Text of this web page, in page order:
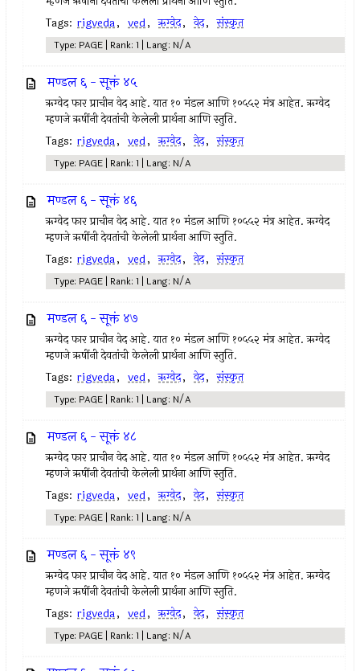
Tags: rigveda, ved, ऋग्वेद, वेद, संस्कृत
Type: PAGE | Rank: 1 | Lang: N/A
मण्डल ६ - सूक्तं ४५
ऋग्वेद फार प्राचीन वेद आहे. यात १० मंडल आणि १०५५२ मंत्र आहेत. ऋग्वेद
म्हणजे ऋषींनी देवतांची केलेली प्रार्थना आणि स्तुति.
Tags: rigveda, ved, ऋग्वेद, वेद, संस्कृत
Type: PAGE | Rank: 1 | Lang: N/A
मण्डल ६ - सूक्तं ४६
ऋग्वेद फार प्राचीन वेद आहे. यात १० मंडल आणि १०५५२ मंत्र आहेत. ऋग्वेद
म्हणजे ऋषींनी देवतांची केलेली प्रार्थना आणि स्तुति.
Tags: rigveda, ved, ऋग्वेद, वेद, संस्कृत
Type: PAGE | Rank: 1 | Lang: N/A
मण्डल ६ - सूक्तं ४७
ऋग्वेद फार प्राचीन वेद आहे. यात १० मंडल आणि १०५५२ मंत्र आहेत. ऋग्वेद
म्हणजे ऋषींनी देवतांची केलेली प्रार्थना आणि स्तुति.
Tags: rigveda, ved, ऋग्वेद, वेद, संस्कृत
Type: PAGE | Rank: 1 | Lang: N/A
मण्डल ६ - सूक्तं ४८
ऋग्वेद फार प्राचीन वेद आहे. यात १० मंडल आणि १०५५२ मंत्र आहेत. ऋग्वेद
म्हणजे ऋषींनी देवतांची केलेली प्रार्थना आणि स्तुति.
Tags: rigveda, ved, ऋग्वेद, वेद, संस्कृत
Type: PAGE | Rank: 1 | Lang: N/A
मण्डल ६ - सूक्तं ४९
ऋग्वेद फार प्राचीन वेद आहे. यात १० मंडल आणि १०५५२ मंत्र आहेत. ऋग्वेद
म्हणजे ऋषींनी देवतांची केलेली प्रार्थना आणि स्तुति.
Tags: rigveda, ved, ऋग्वेद, वेद, संस्कृत
Type: PAGE | Rank: 1 | Lang: N/A